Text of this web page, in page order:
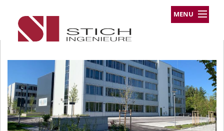
MENU
Leistungsprofil
Team
Über uns
Kontakt
Impressum
Datenschutz